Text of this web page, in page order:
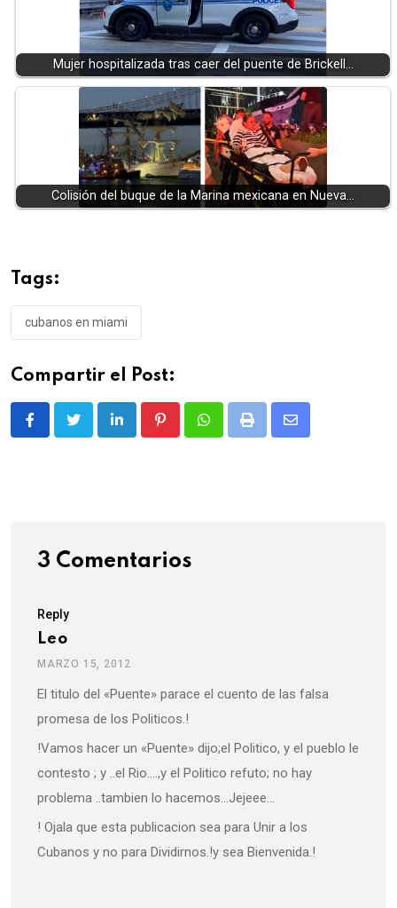
Mujer hospitalizada tras caer del puente de Brickell…
Colisión del buque de la Marina mexicana en Nueva…
Tags:
cubanos en miami
Compartir el Post:
LinkedIn PinterestWhatsappPrint
Share
3 Comentarios
Reply
Leo
MARZO 15, 2012
El titulo del «Puente» parace el cuento de las falsa
promesa de los Politicos.!
!Vamos hacer un «Puente» dijo;el Politico, y el pueblo le
contesto ; y ..el Rio….,y el Politico refuto; no hay
problema ..tambien lo hacemos…Jejeee…
! Ojala que esta publicacion sea para Unir a los
Cubanos y no para Dividirnos.!y sea Bienvenida.!